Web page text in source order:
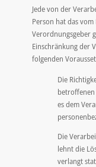
Jede von der
Person hat das
Verordnungsgeber
Einschränkung der
folgenden
Die
es dem
Die
lehnt die
verlangt